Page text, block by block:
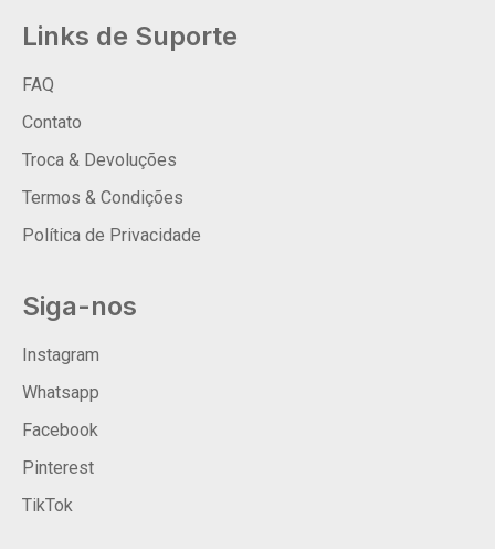
Links de Suporte
FAQ
Contato
Troca & Devoluções
Termos & Condições
Política de Privacidade
Siga-nos
Instagram
Whatsapp
Facebook
Pinterest
TikTok